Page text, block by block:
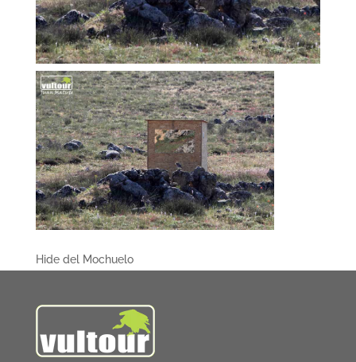
Hide del Mochuelo